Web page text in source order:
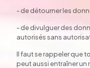
- de détourner les
- de divulguer des
autorisés sans
Il faut se rappeler que
peut aussi entraîner